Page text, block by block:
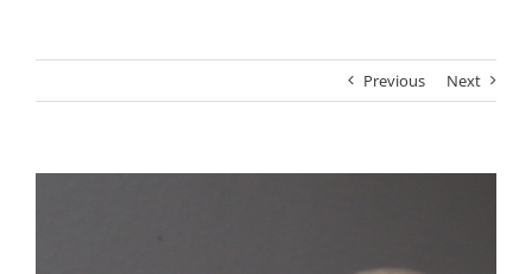
Previous Next